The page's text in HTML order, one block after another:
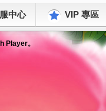
Player。
中心 VIP 專區